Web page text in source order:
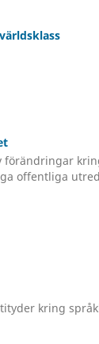
förändringar
offentliga
kring